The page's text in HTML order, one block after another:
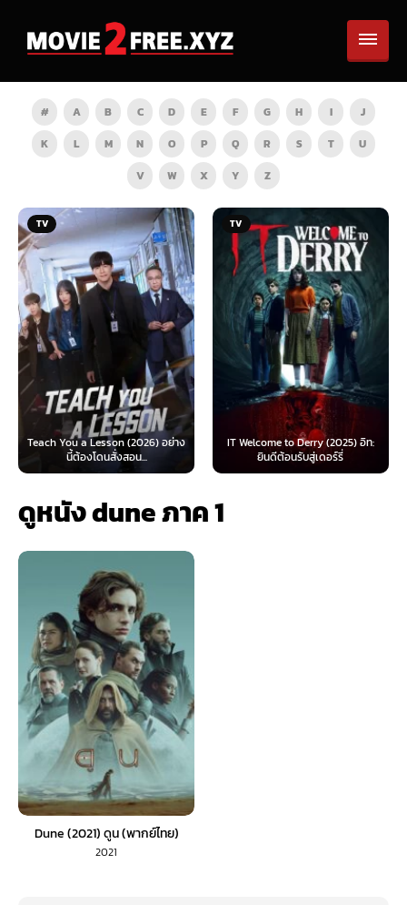
# A B C D E F G H I
J
K
L M N O P Q R S T
U
V
W X Y Z
a Lesson (2026) อย่าง
นี้ต้องโดนสั่งสอน...
TV
IT Welcome to Derry (2025) อิท:
ยินดีต้อนรับสู่เดอร์รี่
Beyond
ดูหนัง dune ภาค 1
Dune (2021) ดูน (พากย์ไทย)
2021